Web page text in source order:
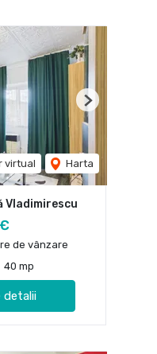
virtual Harta
Next
Vladimirescu
de vânzare
40 mp
detalii